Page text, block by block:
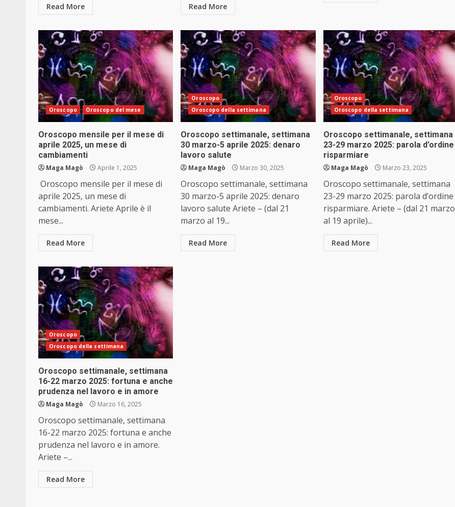
Read More Read More
Oroscopo Oroscopo del mese
Oroscopo mensile per il mese di
aprile 2025, un mese di
cambiamenti
Maga Magò Aprile 1, 2025
Oroscopo mensile per il mese di
aprile 2025, un mese di
cambiamenti. Ariete Aprile è il
mese...
Read More
Oroscopo
Oroscopo della settimana
Oroscopo settimanale, settimana
30 marzo-5 aprile 2025: denaro
lavoro salute
Maga Magò Marzo 30, 2025
Oroscopo settimanale, settimana
30 marzo-5 aprile 2025: denaro
lavoro salute Ariete – (dal 21
marzo al 19...
Read More
Oroscopo
Oroscopo della settimana
Oroscopo settimanale, settimana
23-29 marzo 2025: parola d’ordine
risparmiare
Maga Magò Marzo 23, 2025
Oroscopo settimanale, settimana
23-29 marzo 2025: parola d’ordine
risparmiare. Ariete – (dal 21 marzo
al 19 aprile)...
Read More
Oroscopo
Oroscopo della settimana
Oroscopo settimanale, settimana
16-22 marzo 2025: fortuna e anche
prudenza nel lavoro e in amore
Maga Magò Marzo 16, 2025
Oroscopo settimanale, settimana
16-22 marzo 2025: fortuna e anche
prudenza nel lavoro e in amore.
Ariete –...
Read More